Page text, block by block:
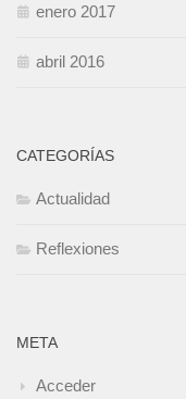
enero 2017
abril 2016
CATEGORÍAS
Actualidad
Reflexiones
META
Acceder